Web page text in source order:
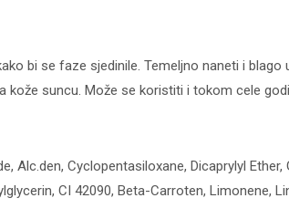
bi se faze sjedinile. Temeljno naneti i
kože suncu. Može se koristiti i tokom cele
Alc.den, Cyclopentasiloxane, Dicaprylyl
CI 42090, Beta-Carroten, Limonene,